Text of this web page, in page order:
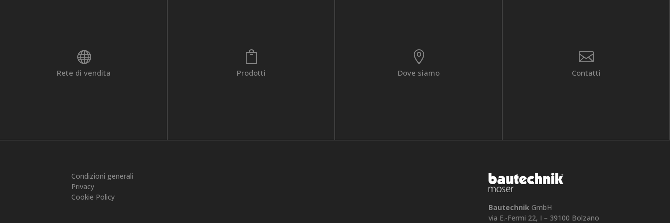

Rete di vendita

Prodotti

Dove siamo

Contatti
Condizioni generali
Privacy
Cookie Policy
Bautechnik GmbH
via E.-Fermi 22, I – 39100 Bolzano